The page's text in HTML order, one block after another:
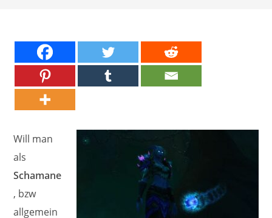
Will man
als
Schamane
, bzw
allgemein